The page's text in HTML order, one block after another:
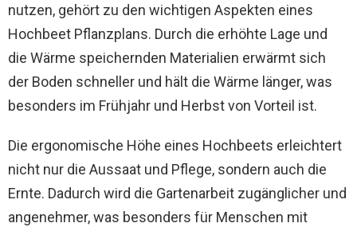
nutzen, gehört zu den wichtigen Aspekten eines
Hochbeet Pflanzplans. Durch die erhöhte Lage und
die Wärme speichernden Materialien erwärmt sich
der Boden schneller und hält die Wärme länger, was
besonders im Frühjahr und Herbst von Vorteil ist.
Die ergonomische Höhe eines Hochbeets erleichtert
nicht nur die Aussaat und Pflege, sondern auch die
Ernte. Dadurch wird die Gartenarbeit zugänglicher und
angenehmer, was besonders für Menschen mit